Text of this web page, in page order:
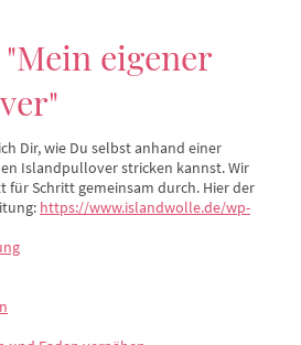
eigener
Dir, wie Du selbst anhand einer
Islandpullover stricken kannst. Wir
für Schritt gemeinsam durch. Hier der
https://www.islandwolle.de/wp-